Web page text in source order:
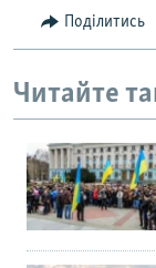
Поділитись
Читайте